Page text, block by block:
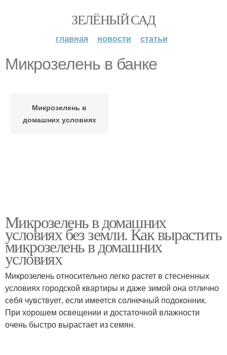
ЗЕЛЁНЫЙ САД
главная новости статьи
Микрозелень в банке
Микрозелень в
домашних условиях
Микрозелень в домашних
условиях без земли. Как вырастить
микрозелень в домашних
условиях
Микрозелень относительно легко растет в стесненных
условиях городской квартиры и даже зимой она отлично
себя чувствует, если имеется солнечный подоконник.
При хорошем освещении и достаточной влажности
очень быстро вырастает из семян.